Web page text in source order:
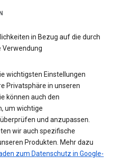
in Bezug auf die durch
Verwendung
wichtigsten Einstellungen
Privatsphäre in unseren
können auch den
um wichtige
und anzupassen.
wir auch spezifische
Produkten. Mehr dazu
zum Datenschutz in Google-